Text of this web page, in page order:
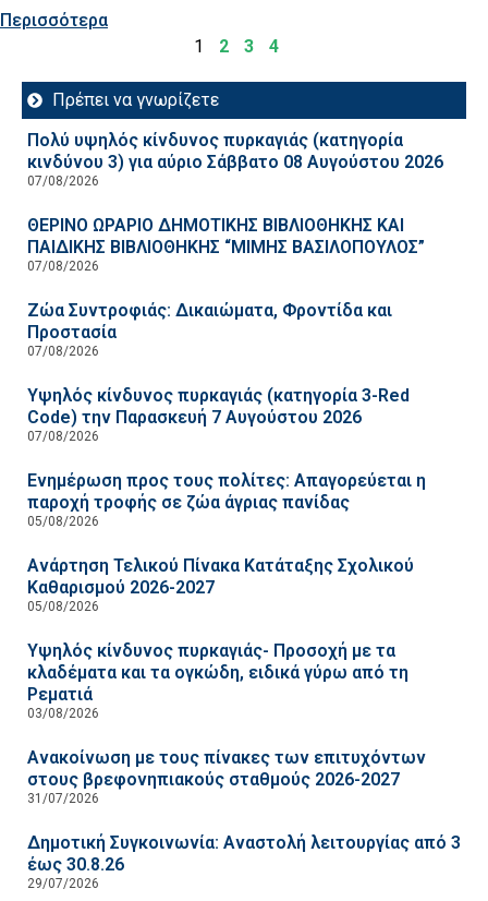
Περισσότερα
1
2 3 4
Πρέπει να γνωρίζετε
Πολύ υψηλός κίνδυνος πυρκαγιάς (κατηγορία
κινδύνου 3) για αύριο Σάββατο 08 Αυγούστου 2026
07/08/2026
ΘΕΡΙΝΟ ΩΡΑΡΙΟ ΔΗΜΟΤΙΚΗΣ ΒΙΒΛΙΟΘΗΚΗΣ ΚΑΙ
ΠΑΙΔΙΚΗΣ ΒΙΒΛΙΟΘΗΚΗΣ “ΜΙΜΗΣ ΒΑΣΙΛΟΠΟΥΛΟΣ”
07/08/2026
Ζώα Συντροφιάς: Δικαιώματα, Φροντίδα και
Προστασία
07/08/2026
Υψηλός κίνδυνος πυρκαγιάς (κατηγορία 3-Red
Code) την Παρασκευή 7 Αυγούστου 2026
07/08/2026
Ενημέρωση προς τους πολίτες: Απαγορεύεται η
παροχή τροφής σε ζώα άγριας πανίδας
05/08/2026
Ανάρτηση Τελικού Πίνακα Κατάταξης Σχολικού
Καθαρισμού 2026-2027
05/08/2026
Υψηλός κίνδυνος πυρκαγιάς- Προσοχή με τα
κλαδέματα και τα ογκώδη, ειδικά γύρω από τη
Ρεματιά
03/08/2026
Ανακοίνωση με τους πίνακες των επιτυχόντων
στους βρεφονηπιακούς σταθμούς 2026-2027
31/07/2026
Δημοτική Συγκοινωνία: Αναστολή λειτουργίας από 3
έως 30.8.26
29/07/2026